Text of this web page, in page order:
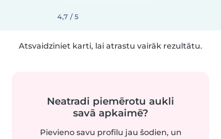
4,7 / 5
Atsvaidziniet karti, lai atrastu vairāk rezultātu.
Neatradi piemērotu aukli
savā apkaimē?
Pievieno savu profilu jau šodien, un